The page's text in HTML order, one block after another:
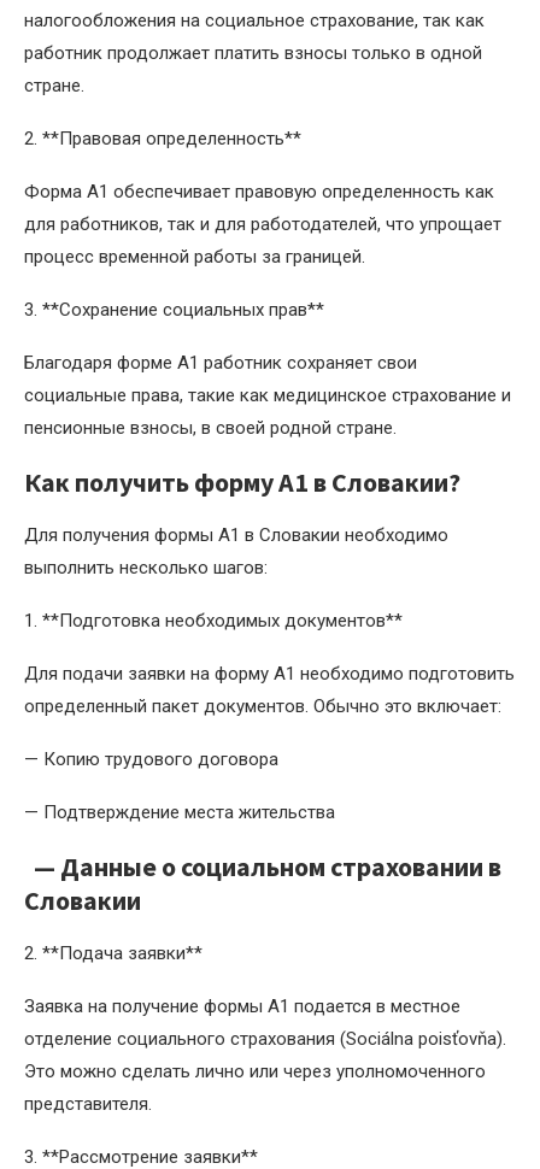
налогообложения на социальное страхование, так как
работник продолжает платить взносы только в одной
стране.
2. **Правовая определенность**
Форма A1 обеспечивает правовую определенность как
для работников, так и для работодателей, что упрощает
процесс временной работы за границей.
3. **Сохранение социальных прав**
Благодаря форме A1 работник сохраняет свои
социальные права, такие как медицинское страхование и
пенсионные взносы, в своей родной стране.
Как получить форму A1 в Словакии?
Для получения формы A1 в Словакии необходимо
выполнить несколько шагов:
1. **Подготовка необходимых документов**
Для подачи заявки на форму A1 необходимо подготовить
определенный пакет документов. Обычно это включает:
— Копию трудового договора
— Подтверждение места жительства
— Данные о социальном страховании в
Словакии
2. **Подача заявки**
Заявка на получение формы A1 подается в местное
отделение социального страхования (Sociálna poisťovňa).
Это можно сделать лично или через уполномоченного
представителя.
3. **Рассмотрение заявки**